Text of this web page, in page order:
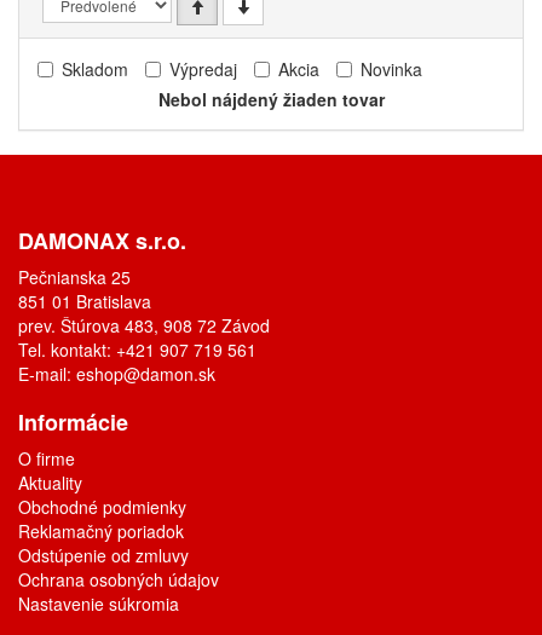
Skladom Výpredaj Akcia
Novinka
Nebol nájdený žiaden tovar
DAMONAX s.r.o.
Pečnianska 25
851 01 Bratislava
prev. Štúrova 483, 908 72 Závod
Tel. kontakt: +421 907 719 561
E-mail: eshop@damon.sk
Informácie
O firme
Aktuality
Obchodné podmienky
Reklamačný poriadok
Odstúpenie od zmluvy
Ochrana osobných údajov
Nastavenie súkromia